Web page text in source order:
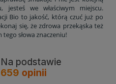
jesteś we właściwym miejscu.
Bio to jakość, którą czuć już po
się, że zdrowa przekąska też
słowa znaczeniu!
Na podstawie
659 opinii